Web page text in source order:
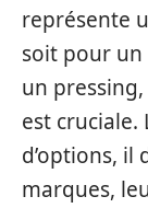
représente
soit pour
un
est
d’options, il
marques,